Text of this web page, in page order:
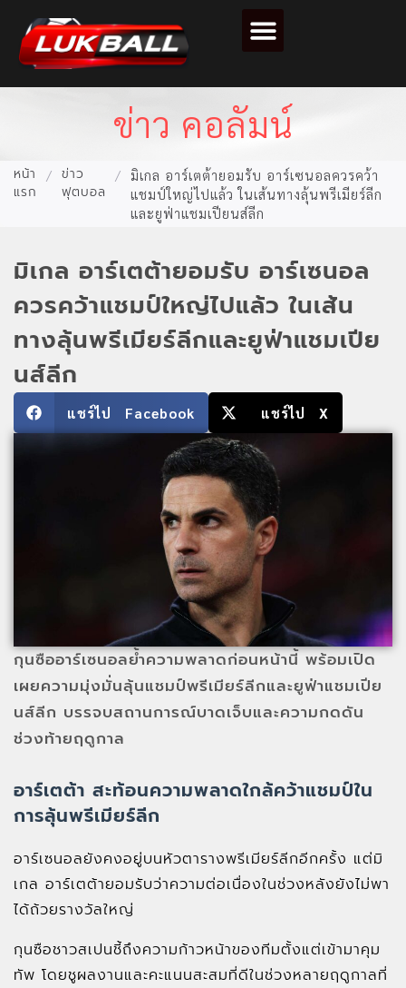
ข่าว คอลัมน์
หน้า
แรก
/ ข่าว
ฟุตบอล
/
มิเกล อาร์เตต้ายอมรับ อาร์เซนอลควรคว้า
แชมป์ใหญ่ไปแล้ว ในเส้นทางลุ้นพรีเมียร์ลีก
และยูฟ่าแชมเปียนส์ลีก
มิเกล อาร์เตต้ายอมรับ อาร์เซนอล
ควรคว้าแชมป์ใหญ่ไปแล้ว ในเส้น
ทางลุ้นพรีเมียร์ลีกและยูฟ่าแชมเปีย
นส์ลีก
แชร์ไป Facebook แชร์ไป X
กุนซืออาร์เซนอลย้ำความพลาดก่อนหน้านี้ พร้อมเปิด
เผยความมุ่งมั่นลุ้นแชมป์พรีเมียร์ลีกและยูฟ่าแชมเปีย
นส์ลีก บรรจบสถานการณ์บาดเจ็บและความกดดัน
ช่วงท้ายฤดูกาล
อาร์เตต้า สะท้อนความพลาดใกล้คว้าแชมป์ใน
การลุ้นพรีเมียร์ลีก
อาร์เซนอลยังคงอยู่บนหัวตารางพรีเมียร์ลีกอีกครั้ง แต่มิ
เกล อาร์เตต้ายอมรับว่าความต่อเนื่องในช่วงหลังยังไม่พา
ได้ถ้วยรางวัลใหญ่
กุนซือชาวสเปนชี้ถึงความก้าวหน้าของทีมตั้งแต่เข้ามาคุม
ทัพ โดยชูผลงานและคะแนนสะสมที่ดีในช่วงหลายฤดูกาลที่